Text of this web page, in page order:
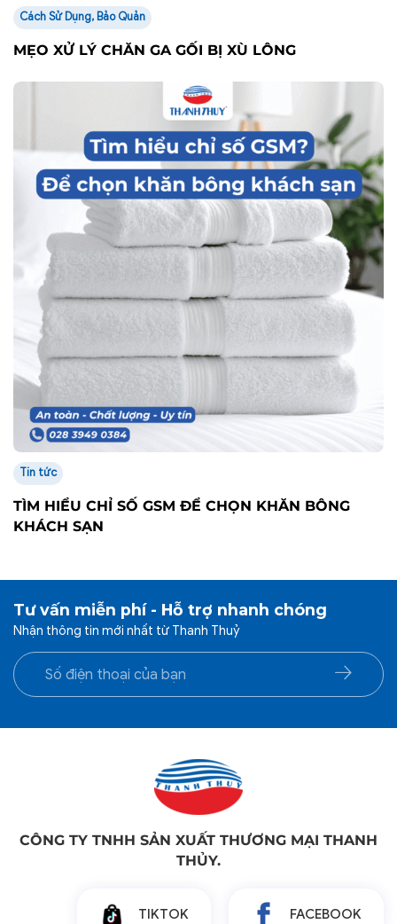
Cách Sử Dụng, Bảo Quản
MẸO XỬ LÝ CHĂN GA GỐI BỊ XÙ LÔNG
Tin tức
TÌM HIỂU CHỈ SỐ GSM ĐỂ CHỌN KHĂN BÔNG
KHÁCH SẠN
Tư vấn miễn phí - Hỗ trợ nhanh chóng
Nhận thông tin mới nhất từ Thanh Thuỷ
CÔNG TY TNHH SẢN XUẤT THƯƠNG MẠI THANH
THỦY.
TIKTOK FACEBOOK